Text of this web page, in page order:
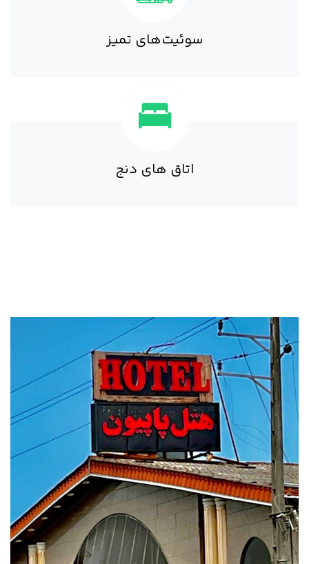
سوئیت‌های تمیز
اتاق های دنج